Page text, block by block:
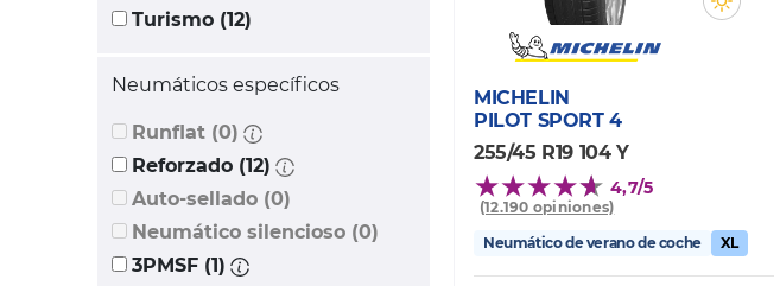
Turismo (12)
Neumáticos específicos
Runflat (0)
Reforzado (12)
Auto-sellado (0)
Neumático silencioso (0)
3PMSF (1)
MICHELIN
PILOT SPORT 4
255/45 R19 104 Y
4,7/5
(12.190 opiniones)
Neumático de verano de coche
XL